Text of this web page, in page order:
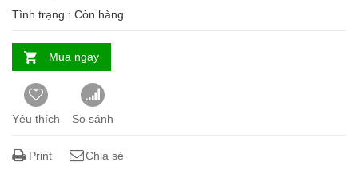
Tình trạng : Còn hàng
Mua ngay
Yêu thích So sánh
Print Chia sẻ